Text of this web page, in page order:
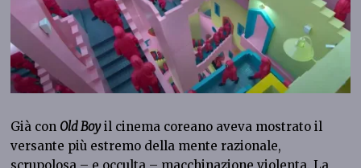
Già con Old Boyil cinema coreano aveva mostrato il
versante più estremo della mente razionale,
scrupolosa – e occulta – macchinazione violenta. La